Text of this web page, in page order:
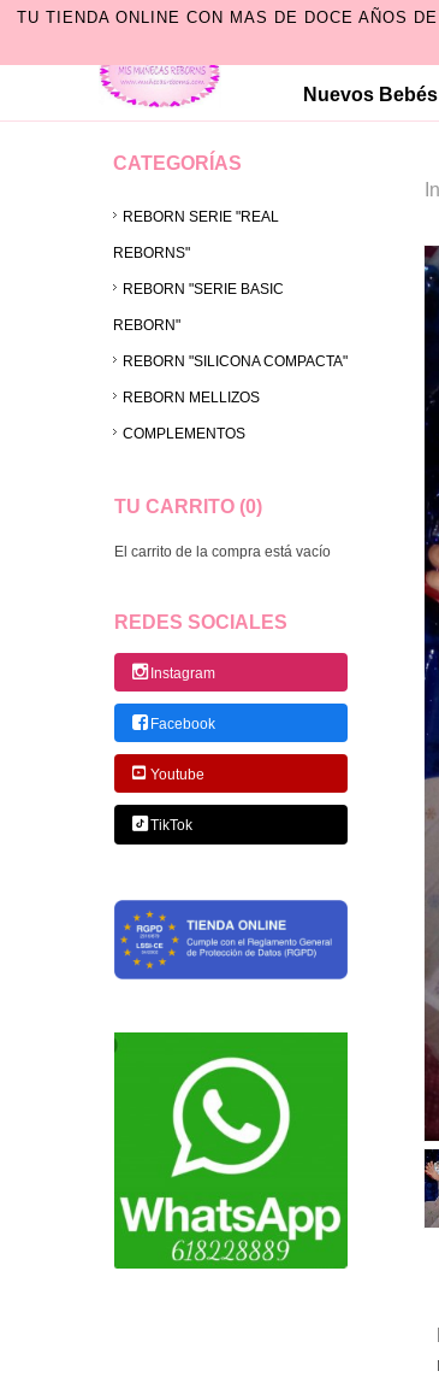
TU TIENDA ONLINE CON MAS DE DOCE AÑOS
Nuevos
CATEGORÍAS
REBORN SERIE "REAL
REBORNS"
REBORN "SERIE BASIC
REBORN"
REBORN "SILICONA COMPACTA"
REBORN MELLIZOS
COMPLEMENTOS
TU CARRITO (0)
El carrito de la compra está vacío
REDES SOCIALES
Instagram
Facebook
Youtube
TikTok